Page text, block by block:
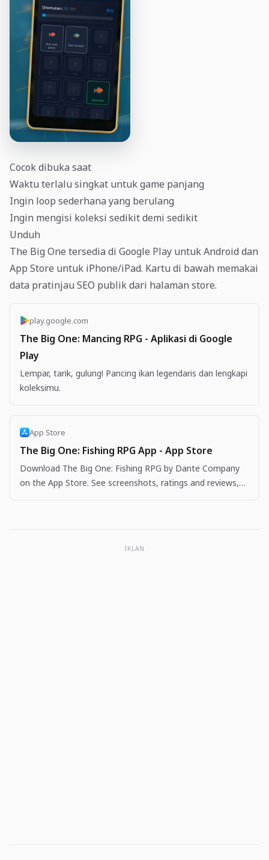
Cocok dibuka saat
Waktu terlalu singkat untuk game panjang
Ingin loop sederhana yang berulang
Ingin mengisi koleksi sedikit demi sedikit
Unduh
The Big One tersedia di Google Play untuk Android dan
App Store untuk iPhone/iPad. Kartu di bawah memakai
data pratinjau SEO publik dari halaman store.
play.google.com
The Big One: Mancing RPG - Aplikasi di Google
Play
Lempar, tarik, gulung! Pancing ikan legendaris dan lengkapi
koleksimu.
App Store
The Big One: Fishing RPG App - App Store
Download The Big One: Fishing RPG by Dante Company
on the App Store. See screenshots, ratings and reviews,
IKLAN